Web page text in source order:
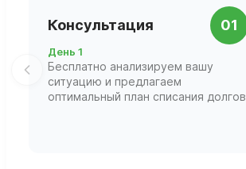
Консультация 01
День 1
Бесплатно анализируем вашу
ситуацию и предлагаем
оптимальный план списания долгов